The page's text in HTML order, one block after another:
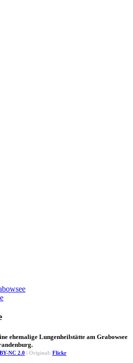
ehemalige Lungenheilstätte am Grabowsee
NC 2.0 | Original: Flickr